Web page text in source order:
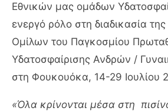
Εθνικών μας ομάδων
ενεργό ρόλο στη διαδικασία
Ομίλων του Παγκοσμίου
Υδατοσφαίρισης Ανδρών /
στη Φουκουόκα, 14-29 Ιουλίου
«Όλα κρίνονται μέσα στη